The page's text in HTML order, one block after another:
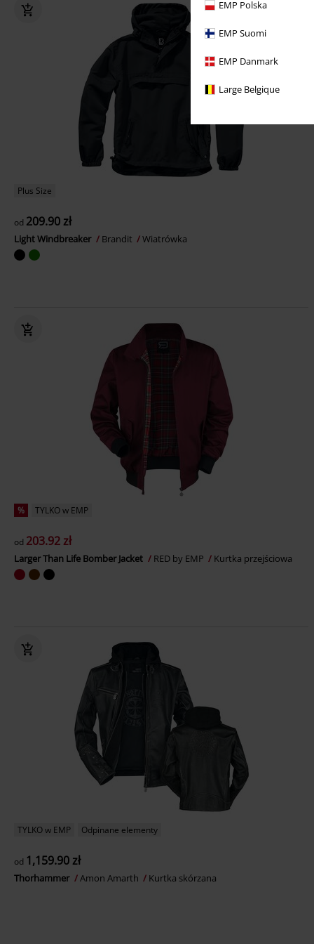
EMP Polska
EMP Suomi
EMP Danmark
Large Belgique
Plus Size
od 209.90 zł
Light Windbreaker Brandit Wiatrówka
% TYLKO w EMP
od 203.92 zł
Larger Than Life Bomber Jacket RED by EMP Kurtka przejściowa
TYLKO w EMP Odpinane elementy
od 1,159.90 zł
Thorhammer Amon Amarth Kurtka skórzana